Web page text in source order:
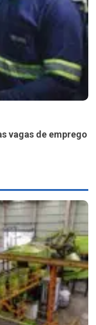
vagas de emprego